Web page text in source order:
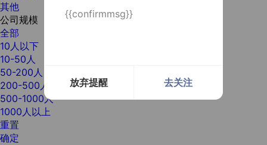
{{confirmmsg}}
放弃提醒 去关注
其他
公司规模
全部
10人以下
10-50人
50-200人
200-500人
500-1000人
1000人以上
重置
确定